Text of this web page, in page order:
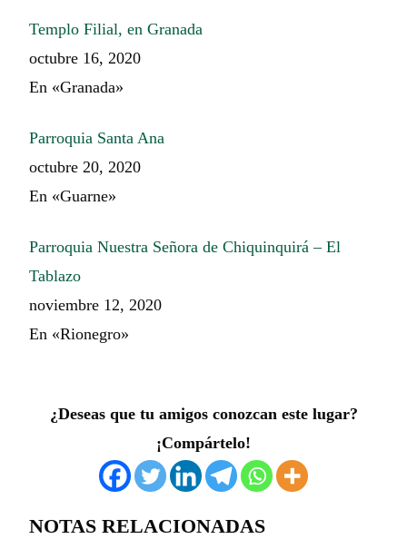
Templo Filial, en Granada
octubre 16, 2020
En «Granada»
Parroquia Santa Ana
octubre 20, 2020
En «Guarne»
Parroquia Nuestra Señora de Chiquinquirá – El
Tablazo
noviembre 12, 2020
En «Rionegro»
¿Deseas que tu amigos conozcan este lugar?
¡Compártelo!
NOTAS RELACIONADAS